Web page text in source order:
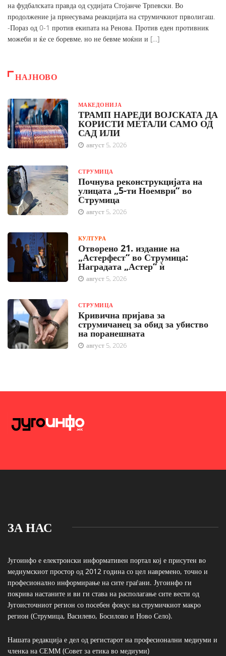
на фудбалската правда од судијата Стојанче Трпевски. Во
продолжение ја прнесувама реакцијата на струмичкиот прволигаш.
-Пораз од 0-1 против екипата на Ренова. Против еден противник
можеби и ќе се боревме, но не бевме моќни и […]
НАЈНОВО
МАКЕДОНИЈА
ТРАМП НАРЕДИ ВОЈСКАТА ДА
КОРИСТИ МЕТАЛИ САМО ОД
САД ИЛИ
август 5, 2026
СТРУМИЦА
Почнува реконструкцијата на
улицата „5-ти Ноември“ во
Струмица
август 5, 2026
КУЛТУРА
Отворено 21. издание на
„Астерфест“ во Струмица:
Наградата „Астер“ ѝ
август 5, 2026
СТРУМИЦА
Кривична пријава за
струмичанец за обид за убиство
на поранешната
август 5, 2026
ЗА НАС
Југоинфо е електронски информативен портал кој е присутен во
медиумскиот простор од 2012 година со цел навремено, точно и
професионално информирање на сите граѓани. Југоинфо ги
покрива настаните и ви ги става на располагање сите вести од
Југоисточниот регион со посебен фокус на струмичкиот макро
регион (Струмица, Василево, Босилово и Ново Село).
Нашата редакција е дел од регистарот на професионални медиуми и
членка на СЕММ (Совет за етика во медиуми)